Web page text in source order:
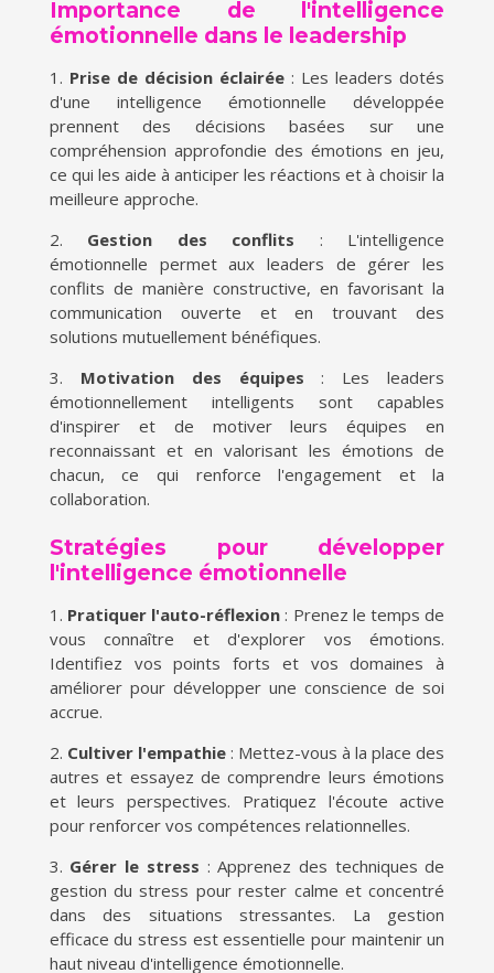
Importance de l'intelligence
émotionnelle dans le leadership
1. Prise de décision éclairée : Les leaders dotés
d'une intelligence émotionnelle développée
prennent des décisions basées sur une
compréhension approfondie des émotions en jeu,
ce qui les aide à anticiper les réactions et à choisir la
meilleure approche.
2. Gestion des conflits : L'intelligence
émotionnelle permet aux leaders de gérer les
conflits de manière constructive, en favorisant la
communication ouverte et en trouvant des
solutions mutuellement bénéfiques.
3. Motivation des équipes : Les leaders
émotionnellement intelligents sont capables
d'inspirer et de motiver leurs équipes en
reconnaissant et en valorisant les émotions de
chacun, ce qui renforce l'engagement et la
collaboration.
Stratégies pour développer
l'intelligence émotionnelle
1. Pratiquer l'auto-réflexion : Prenez le temps de
vous connaître et d'explorer vos émotions.
Identifiez vos points forts et vos domaines à
améliorer pour développer une conscience de soi
accrue.
2. Cultiver l'empathie: Mettez-vous à la place des
autres et essayez de comprendre leurs émotions
et leurs perspectives. Pratiquez l'écoute active
pour renforcer vos compétences relationnelles.
3. Gérer le stress : Apprenez des techniques de
gestion du stress pour rester calme et concentré
dans des situations stressantes. La gestion
efficace du stress est essentielle pour maintenir un
haut niveau d'intelligence émotionnelle.